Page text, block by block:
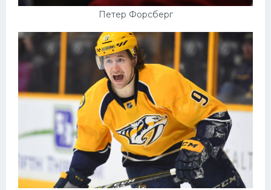
Петер Форсберг